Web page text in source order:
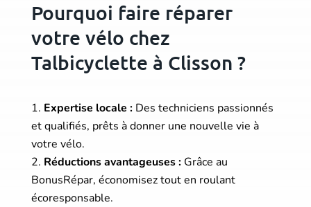
Pourquoi faire réparer
votre vélo chez
Talbicyclette à Clisson ?
Expertise locale :Des techniciens passionnés
et qualifiés, prêts à donner une nouvelle vie à
votre vélo.
Réductions avantageuses :Grâce au
BonusRépar, économisez tout en roulant
écoresponsable.